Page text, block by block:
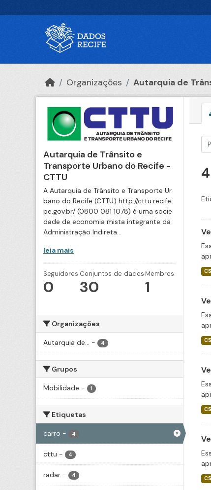
Organizações Autarquia de
Autarquia de Trânsito e
Transporte Urbano do Recife -
CTTU
A Autarquia de Trânsito e Transporte Ur
bano do Recife (CTTU) http://cttu.recife.
pe.gov.br/ (0800 081 1078) é uma socie
dade de economia mista integrante da
Administração Indireta...
leia mais
Seguidores
0
Conjuntos de dados
30
Membros
1
Organizações
Autarquia de... - 4
Grupos
Mobilidade - 1
Etiquetas
carro - 4
cttu - 4
radar - 4